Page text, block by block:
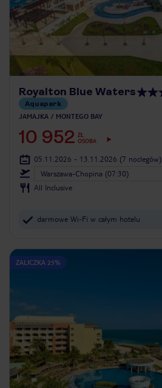
Royalton Blue Waters
Aquapark
JAMAJKA MONTEGO BAY
10 952 ZŁ
OSOBA
05.11.2026 - 13.11.2026 (7 noclegów)
Warszawa-Chopina (07:30)
All Inclusive
darmowe Wi-Fi w całym hotelu
ZALICZKA 25%